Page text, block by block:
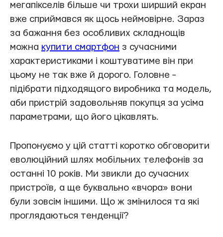
мегапікселів більше чи трохи ширший екран
вже сприймався як щось неймовірне. Зараз
за бажання без особливих складнощів
можна купити смартфон з сучасними
характеристиками і коштуватиме він при
цьому не так вже й дорого. Головне −
підібрати підходящого виробника та модель,
аби пристрій задовольняв покупця за усіма
параметрами, що його цікавлять.
Пропонуємо у цій статті коротко обговорити
еволюційний шлях мобільних телефонів за
останні 10 років. Ми звикли до сучасних
пристроїв, а ще буквально «вчора» вони
були зовсім іншими. Що ж змінилося та які
проглядаються тенденції?